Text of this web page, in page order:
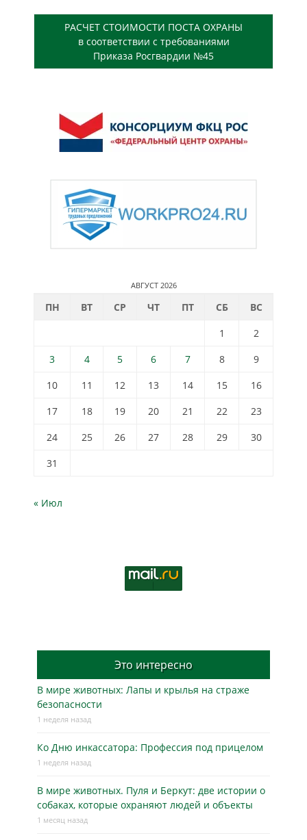
РАСЧЕТ СТОИМОСТИ ПОСТА ОХРАНЫ
в соответствии с требованиями
Приказа Росгвардии №45
АВГУСТ 2026
ПН ВТ СР ЧТ ПТ СБ
ВС
1
2
3
4 5 6 7 8
9
10
11 12 13 14 15
16
17
18 19 20 21 22
23
24
25 26 27 28 29
30
31
« Июл
Это интересно
В мире животных: Лапы и крылья на страже
безопасности
1 неделя назад
Ко Дню инкассатора: Профессия под прицелом
1 неделя назад
В мире животных. Пуля и Беркут: две истории о
собаках, которые охраняют людей и объекты
1 месяц назад